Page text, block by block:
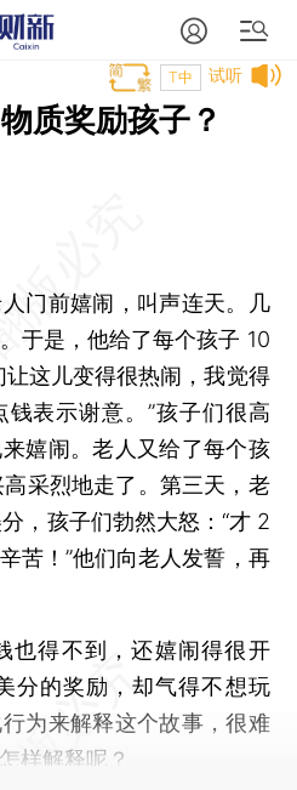
试听
T中
质奖励孩子？
前嬉闹，叫声连天。几
于是，他给了每个孩子 10
让这儿变得很热闹，我觉得
表示谢意。”孩子们很高
嬉闹。老人又给了每个孩
采烈地走了。第三天，老
，孩子们勃然大怒：“才 2
苦！”他们向老人发誓，再
得不到，还嬉闹得很开
分的奖励，却气得不想玩
为来解释这个故事，很难
样解释呢？